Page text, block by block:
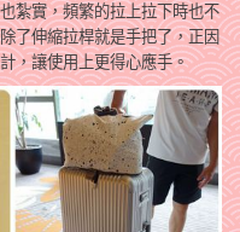
紮實，頻繁的拉上拉下時也不
了伸縮拉桿就是手把了，正因
，讓使用上更得心應手。